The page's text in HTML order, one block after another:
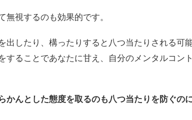
無視するのも効果的です。
出したり、構ったりすると八つ当たりされる可
することであなたに甘え、自分のメンタルコン
かんとした態度を取るのも八つ当たりを防ぐの